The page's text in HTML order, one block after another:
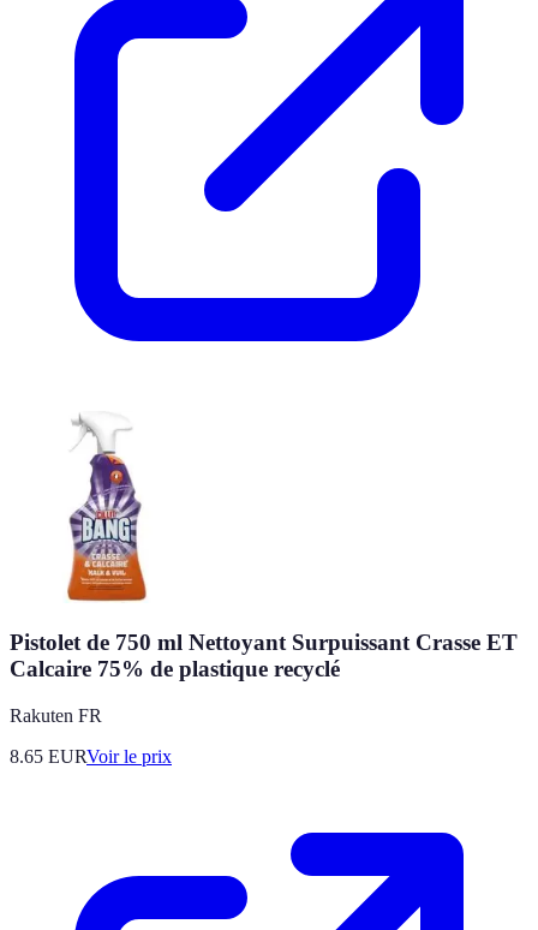
Pistolet de 750 ml Nettoyant Surpuissant Crasse ET
Calcaire 75% de plastique recyclé
Rakuten FR
8.65 EURVoir le prix